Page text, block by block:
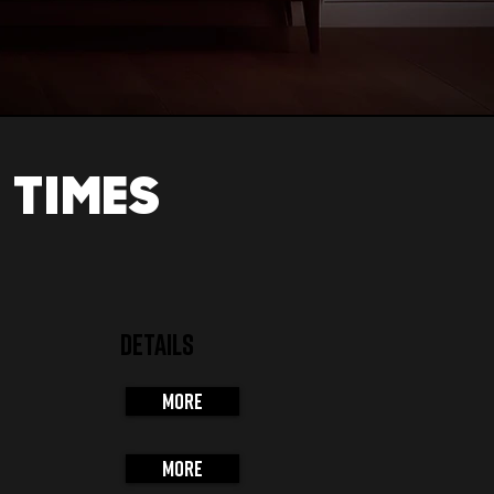
DETAILS
More
More